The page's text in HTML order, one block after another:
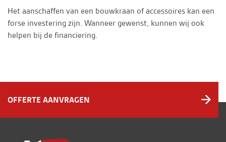
Het aanschaffen van een bouwkraan of accessoires kan een
forse investering zijn. Wanneer gewenst, kunnen wij ook
helpen bij de financiering.
OFFERTE AANVRAGEN